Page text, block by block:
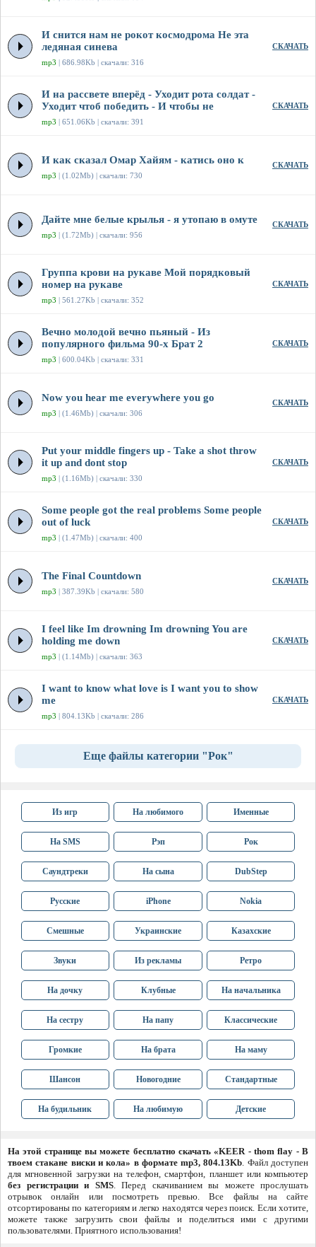
И снится нам не рокот космодрома Не эта
ледяная синева
mp3 | 686.98Kb | скачали: 316
СКАЧАТЬ
И на рассвете вперёд - Уходит рота солдат -
Уходит чтоб победить - И чтобы не
mp3 | 651.06Kb | скачали: 391
СКАЧАТЬ
И как сказал Омар Хайям - катись оно к
mp3 | (1.02Mb) | скачали: 730
СКАЧАТЬ
Дайте мне белые крылья - я утопаю в омуте
mp3 | (1.72Mb) | скачали: 956
СКАЧАТЬ
Группа крови на рукаве Мой порядковый
номер на рукаве
mp3 | 561.27Kb | скачали: 352
СКАЧАТЬ
Вечно молодой вечно пьяный - Из
популярного фильма 90-х Брат 2
mp3 | 600.04Kb | скачали: 331
СКАЧАТЬ
Now you hear me everywhere you go
mp3 | (1.46Mb) | скачали: 306
СКАЧАТЬ
Put your middle fingers up - Take a shot throw
it up and dont stop
mp3 | (1.16Mb) | скачали: 330
СКАЧАТЬ
Some people got the real problems Some people
out of luck
mp3 | (1.47Mb) | скачали: 400
СКАЧАТЬ
The Final Countdown
mp3 | 387.39Kb | скачали: 580
СКАЧАТЬ
I feel like Im drowning Im drowning You are
holding me down
mp3 | (1.14Mb) | скачали: 363
СКАЧАТЬ
I want to know what love is I want you to show
me
mp3 | 804.13Kb | скачали: 286
СКАЧАТЬ
Еще файлы категории "Рок"
Из игр На любимого Именные
На SMS Рэп Рок
Саундтреки На сына DubStep
Русские iPhone Nokia
Смешные Украинские Казахские
Звуки Из рекламы Ретро
На дочку Клубные На начальника
На сестру На папу Классические
Громкие На брата На маму
Шансон Новогодние Стандартные
На будильник На любимую Детские
На этой странице вы можете бесплатно скачать «KEER - thom flay - В
твоем стакане виски и кола» в формате mp3, 804.13Kb. Файл доступен
для мгновенной загрузки на телефон, смартфон, планшет или компьютер
без регистрации и SMS. Перед скачиванием вы можете прослушать
отрывок онлайн или посмотреть превью. Все файлы на сайте
отсортированы по категориям и легко находятся через поиск. Если хотите,
можете также загрузить свои файлы и поделиться ими с другими
пользователями. Приятного использования!